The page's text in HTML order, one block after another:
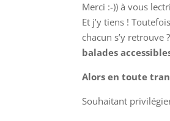
Merci :-)) à vous
Et j’y tiens !
chacun s’y
balades
Alors en toute
Souhaitant